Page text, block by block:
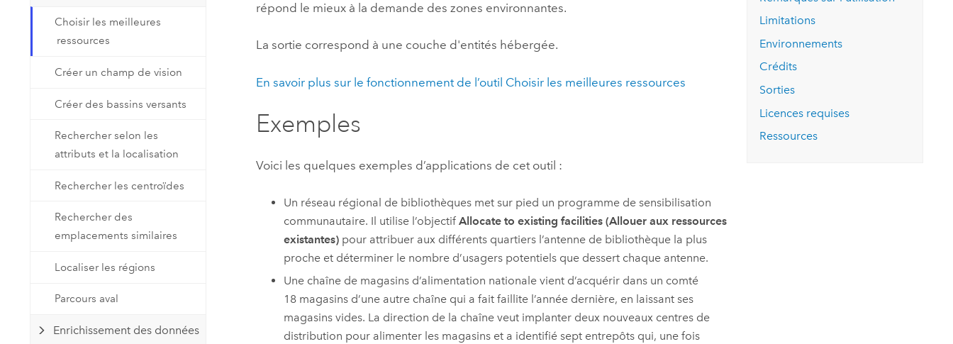
Technologie Developer
Créer des applications de
Tous les produits
essai gratuit.
Ressources naturelles Explorer ce cours
Lire le récit
Choisir les meilleures
ressources
Créer un champ de vision
Créer des bassins versants
Rechercher selon les
attributs et la localisation
Rechercher les centroïdes
Rechercher des
emplacements similaires
Localiser les régions
Parcours aval
Enrichissement des données
répond le mieux à la demande des zones environnantes.
La sortie correspond à une couche d'entités hébergée.
En savoir plus sur le fonctionnement de l’outil Choisir les meilleures ressources
Exemples
Voici les quelques exemples d’applications de cet outil :
Un réseau régional de bibliothèques met sur pied un programme de sensibilisation
communautaire. Il utilise l’objectif Allocate to existing facilities (Allouer aux ressources
existantes)pour attribuer aux différents quartiers l’antenne de bibliothèque la plus
proche et déterminer le nombre d’usagers potentiels que dessert chaque antenne.
Une chaîne de magasins d’alimentation nationale vient d’acquérir dans un comté
18 magasins d’une autre chaîne qui a fait faillite l’année dernière, en laissant ses
magasins vides. La direction de la chaîne veut implanter deux nouveaux centres de
distribution pour alimenter les magasins et a identifié sept entrepôts qui, une fois
Limitations
Environnements
Crédits
Sorties
Licences requises
Ressources